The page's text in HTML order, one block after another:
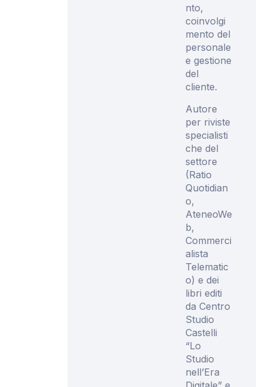
nto,
coinvolgi
mento del
personale
e gestione
del
cliente.
Autore
per riviste
specialisti
che del
settore
(Ratio
Quotidian
o,
AteneoWe
b,
Commerci
alista
Telematic
o) e dei
libri editi
da Centro
Studio
Castelli
“Lo
Studio
nell’Era